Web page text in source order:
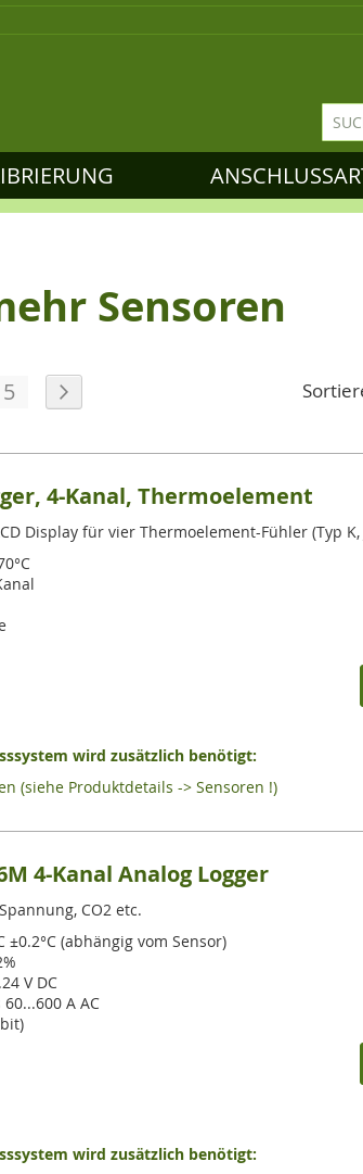
Sensoren
Seite
Seite
5
4-Kanal, Thermoelement
Display für vier Thermoelement-Fühler (Typ
wird zusätzlich benötigt:
(siehe Produktdetails -> Sensoren !)
4-Kanal Analog Logger
CO2 etc.
±0.2°C (abhängig vom Sensor)
V DC
A AC
wird zusätzlich benötigt: